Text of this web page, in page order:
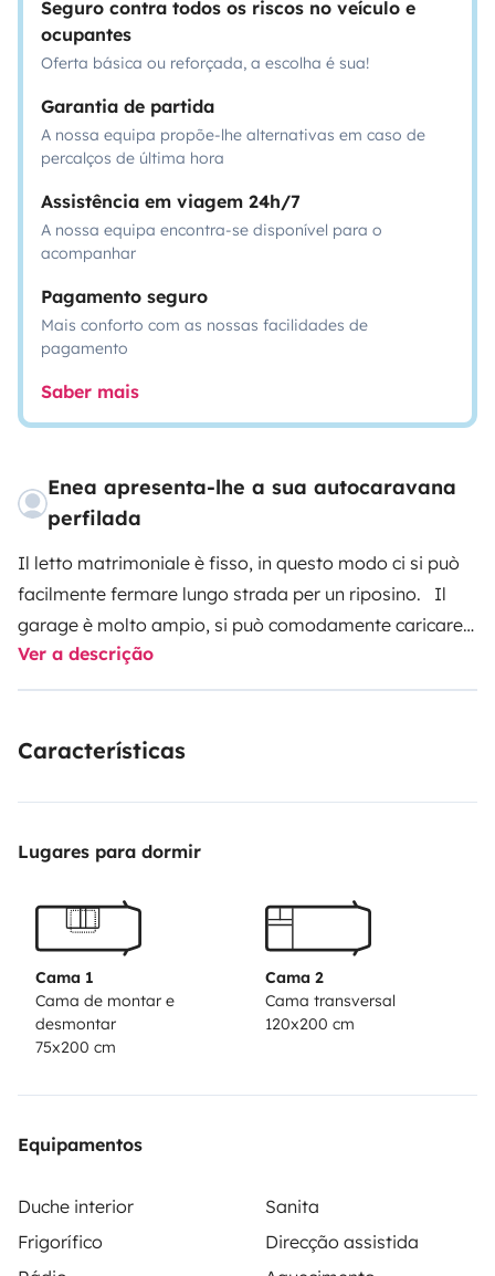
Seguro contra todos os riscos no veículo e
ocupantes
Oferta básica ou reforçada, a escolha é sua!
Garantia de partida
A nossa equipa propõe-lhe alternativas em caso de
percalços de última hora
Assistência em viagem 24h/7
A nossa equipa encontra-se disponível para o
acompanhar
Pagamento seguro
Mais conforto com as nossas facilidades de
pagamento
Saber mais
Enea apresenta-lhe a sua autocaravana
perfilada
Il letto matrimoniale è fisso, in questo modo ci si può
facilmente fermare lungo strada per un riposino.
Il
garage è molto ampio, si può comodamente caricare
una moto o diverse bici. In questo modo ci si può
portare dietro il proprio mezzo di trasporto leggero
durante i trasferimenti o di furti durante la notte o
parcheggiare e fare manovra con più facilità e si
tortuose.
Ver a descrição
Características
Lugares para dormir
Cama 1
Cama de montar e
desmontar
75x200 cm
Cama 2
Cama transversal
120x200 cm
Equipamentos
Duche interior
Sanita
Frigorífico
Direcção assistida